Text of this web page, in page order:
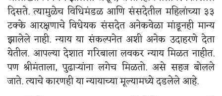
दिसते. त्यामुळेच विधिमंडळ आणि संसदेतील महिलांच्या ३३
टक्के आरक्षणाचे विधेयक संसदेत अनेकवेळा मांडूनही मान्य
झालेले नाही. न्याय या संकल्पनेत अशी अनेक उदाहरणे देता
येतील. आपल्या देशात गरिबाला लवकर न्याय मिळत नाहीत.
पण श्रीमंताला, पुढाऱ्यांना लगेच मिळतो. असे सहज बोलले
जाते. त्याचे कारणही या न्यायाच्या मूल्यामध्ये दडलेले आहे.